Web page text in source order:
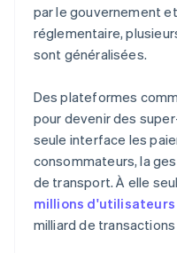
par le gouvernement
réglementaire,
sont généralisées.
Des plateformes
pour devenir des
seule interface les
consommateurs, la
de transport. À elle
millions
milliard de